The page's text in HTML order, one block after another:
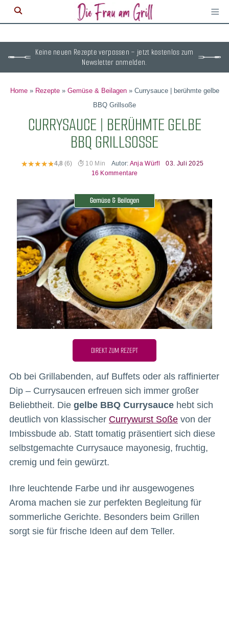
≡
Keine neuen Rezepte verpassen – jetzt kostenlos zum
Newsletter anmelden.
Home» Rezepte» Gemüse & Beilagen» Currysauce | berühmte gelbe
BBQ Grillsoße
CURRYSAUCE | BERÜHMTE GELBE
BBQ GRILLSOSSE
4,8 (6) 10 Min Autor: Anja Würfl
03. Juli 2025
16 Kommentare
Gemüse & Beilagen
DIREKT ZUM REZEPT
Ob bei Grillabenden, auf Buffets oder als raffinierter
Dip – Currysaucen erfreuen sich immer großer
Beliebtheit. Die gelbe BBQ Currysaucehebt sich
deutlich von klassischer Currywurst Soßevon der
Imbissbude ab. Statt tomatig präsentiert sich diese
selbstgemachte Currysauce mayonesig, fruchtig,
cremig und fein gewürzt.
Ihre leuchtende Farbe und ihr ausgewogenes
Aroma machen sie zur perfekten Begleitung für
sommerliche Gerichte. Besonders beim Grillen
sorgt sie für frische Ideen auf dem Teller.